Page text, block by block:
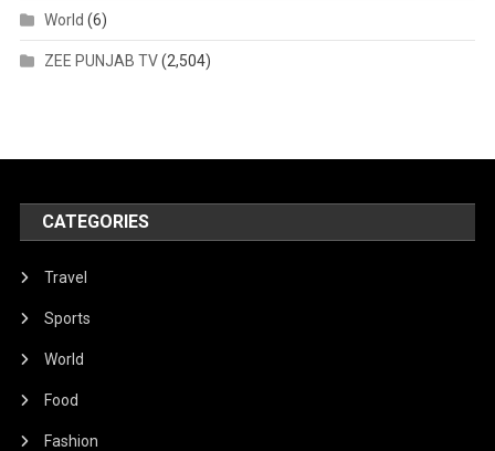
World (6)
ZEE PUNJAB TV(2,504)
CATEGORIES
Travel
Sports
World
Food
Fashion